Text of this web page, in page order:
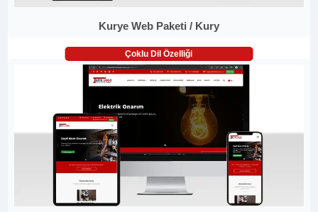
Kurye Web Paketi / Kury
Çoklu Dil Özelliği